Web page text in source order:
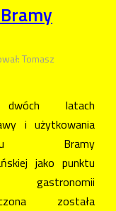
Tomasz
latach
i użytkowania
Bramy
jako punktu
gastronomii
została